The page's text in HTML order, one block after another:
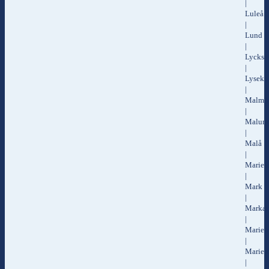
|
Luleå
|
Lund
|
|
Lysekil
|
Malmö
|
|
Malå
|
|
Mark
|
|
|
|